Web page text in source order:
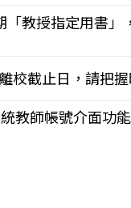
「教授指定用書」
校截止日，請把
教師帳號介面功